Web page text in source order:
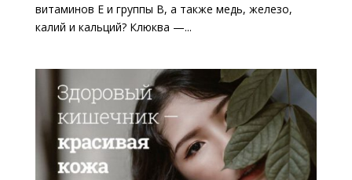
витаминов Е и группы В, а также медь, железо,
калий и кальций? Клюква —...